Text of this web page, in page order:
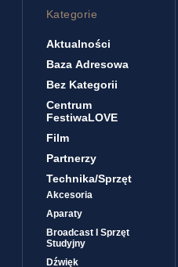
Kategorie
Aktualności
Baza Adresowa
Bez Kategorii
Centrum
FestiwaLOVE
Film
Partnerzy
Technika/sprzęt
Akcesoria
Aparaty
Broadcast I Sprzęt
Studyjny
Dźwięk